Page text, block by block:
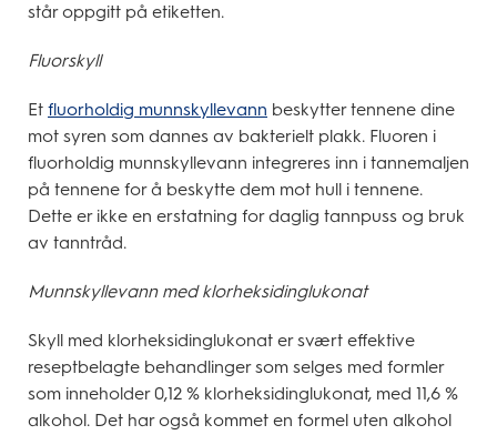
står oppgitt på etiketten.
Fluorskyll
Et fluorholdig munnskyllevann beskytter tennene dine
mot syren som dannes av bakterielt plakk. Fluoren i
fluorholdig munnskyllevann integreres inn i tannemaljen
på tennene for å beskytte dem mot hull i tennene.
Dette er ikke en erstatning for daglig tannpuss og bruk
av tanntråd.
Munnskyllevann med klorheksidinglukonat
Skyll med klorheksidinglukonat er svært effektive
reseptbelagte behandlinger som selges med formler
som inneholder 0,12 % klorheksidinglukonat, med 11,6 %
alkohol. Det har også kommet en formel uten alkohol